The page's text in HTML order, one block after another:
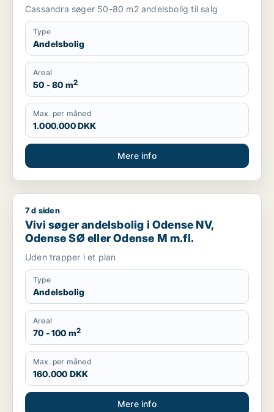
Cassandra søger 50-80 m2 andelsbolig til salg
Type
Andelsbolig
Areal
50 - 80 m2
Max. per måned
1.000.000 DKK
Mere info
Vivi søger andelsbolig i Odense NV, Odense SØ eller
7 d siden
Vivi søger andelsbolig i Odense NV,
Odense SØ eller Odense M m.fl.
Uden trapper i et plan
Type
Andelsbolig
Areal
70 - 100 m2
Max. per måned
160.000 DKK
Mere info